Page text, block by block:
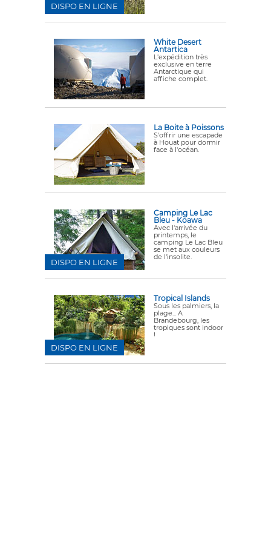
DISPO EN LIGNE
White Desert
Antartica
L'expédition très
exclusive en terre
Antarctique qui
affiche complet.
La Boite à Poissons
S'offrir une escapade
à Houat pour dormir
face à l'océan.
Camping Le Lac
Bleu - Koawa
Avec l'arrivée du
printemps, le
camping Le Lac Bleu
se met aux couleurs
de l'insolite.
DISPO EN LIGNE
Tropical Islands
Sous les palmiers, la
plage... A
Brandebourg, les
tropiques sont indoor
!
DISPO EN LIGNE